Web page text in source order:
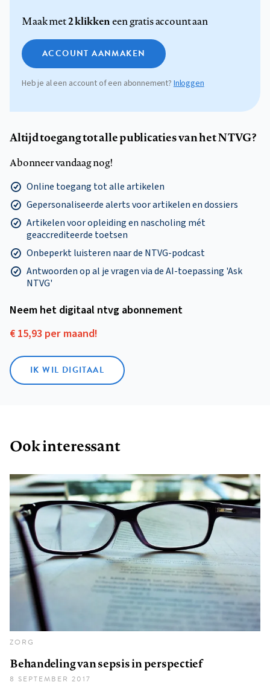
Maak met2 klikkeneen gratis account aan
ACCOUNT AANMAKEN
Heb je al een account of een abonnement?Inloggen
Altijd toegang tot alle publicaties van het NTVG?
Abonneer vandaag nog!
Online toegang tot alle artikelen
Gepersonaliseerde alerts voor artikelen en dossiers
Artikelen voor opleiding en nascholing mét
geaccrediteerde toetsen
Onbeperkt luisteren naar de NTVG-podcast
Antwoorden op al je vragen via de AI-toepassing 'Ask
NTVG'
Neem het digitaal ntvg abonnement
€ 15,93 per maand!
IK WIL DIGITAAL
Ook interessant
ZORG
Behandeling van sepsis in perspectief
8 SEPTEMBER 2017